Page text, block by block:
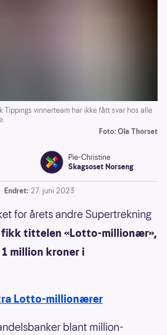
Tippings vinnerteam har ikke fått svar hos alle
Foto: Ola Thorset
Pie-Christine
Skagsoset Norseng
Endret: 27. juni 2023
for årets andre Supertrekning
fikk tittelen «Lotto-millionær»,
million kroner i
Lotto-millionærer
blant million-